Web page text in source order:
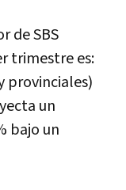
de SBS
trimestre es:
provinciales)
un
bajo un